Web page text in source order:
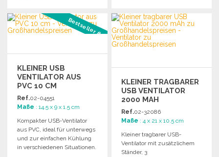
BESTELLEN
Angebot anfordern
BESTELLEN
Angebot anfordern
Bestseller #3
KLEINER USB
VENTILATOR AUS
PVC 10 CM
Ref.02-04551
Maße : 14.5 x 9 x 1.5 cm
Kompakter USB-Ventilator
aus PVC, ideal für unterwegs
und zur einfachen Kühlung
in verschiedenen Situationen.
KLEINER TRAGBARER
USB VENTILATOR
2000 MAH
Ref.02-32086
Maße : 4 x 21 x 10.5 cm
Kleiner tragbarer USB-
Ventilator mit zusätzlichem
Ständer, 3